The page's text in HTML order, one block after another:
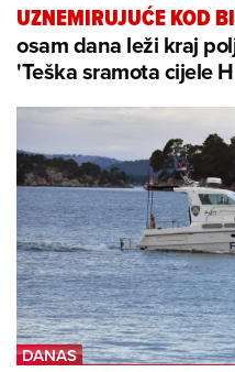
UZNEMIRUJUĆE KOD
osam dana leži kraj
'Teška sramota cijele